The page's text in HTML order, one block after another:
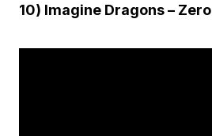
10) Imagine Dragons – Zero